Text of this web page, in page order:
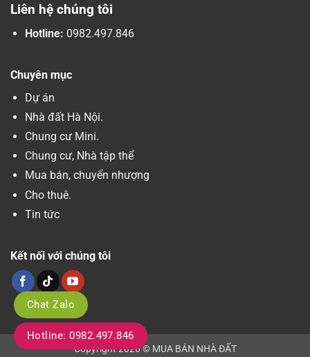
Chat Zalo
Hotline: 0982.497.846
Liên hệ chúng tôi
Hotline: 0982.497.846
Chuyên mục
Dự án
Nhà đất Hà Nội.
Chung cư Mini.
Chung cư, Nhà tập thể
Mua bán, chuyển nhượng
Cho thuê.
Tin tức
Kết nối với chúng tôi
Copyright 2026 © MUA BÁN NHÀ ĐẤT